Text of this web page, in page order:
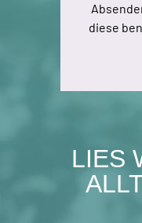
diese
LIES